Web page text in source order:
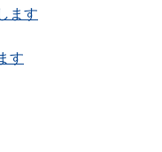
ます
す